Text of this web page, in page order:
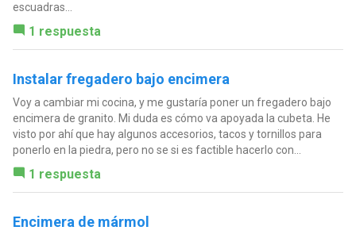
escuadras...
1 respuesta
Instalar fregadero bajo encimera
Voy a cambiar mi cocina, y me gustaría poner un fregadero bajo
encimera de granito. Mi duda es cómo va apoyada la cubeta. He
visto por ahí que hay algunos accesorios, tacos y tornillos para
ponerlo en la piedra, pero no se si es factible hacerlo con...
1 respuesta
Encimera de mármol